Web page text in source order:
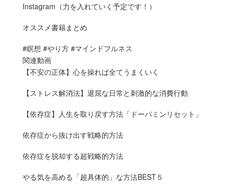
Instagram（力を入れていく予定です！）
オススメ書籍まとめ
#瞑想 #やり方 #マインドフルネス
関連動画
【不安の正体】心を操れば全てうまくいく
【ストレス解消法】退屈な日常と刺激的な消費行動
【依存症】人生を取り戻す方法「ドーパミンリセット」
依存症から抜け出す戦略的方法
依存症を脱却する超戦略的方法
やる気を高める「超具体的」な方法BEST５